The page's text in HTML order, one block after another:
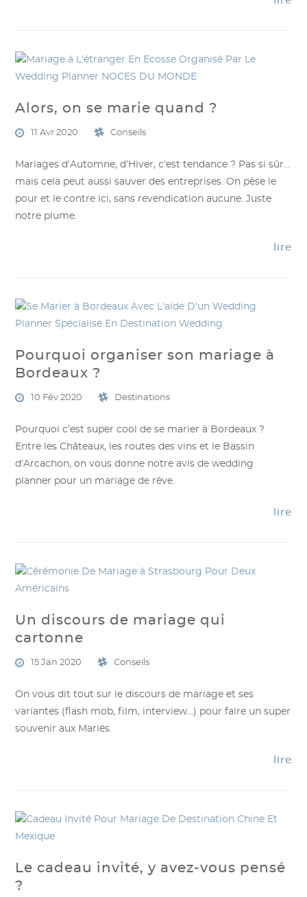
Alors, on se marie quand ?
11 Avr 2020 Conseils
Mariages d’Automne, d’Hiver, c’est tendance ? Pas si sûr…
mais cela peut aussi sauver des entreprises. On pèse le
pour et le contre ici, sans revendication aucune. Juste
notre plume.
lire
Pourquoi organiser son mariage à
Bordeaux ?
10 Fév 2020 Destinations
Pourquoi c’est super cool de se marier à Bordeaux ?
Entre les Châteaux, les routes des vins et le Bassin
d’Arcachon, on vous donne notre avis de wedding
planner pour un mariage de rêve.
lire
Un discours de mariage qui
cartonne
15 Jan 2020 Conseils
On vous dit tout sur le discours de mariage et ses
variantes (flash mob, film, interview…) pour faire un super
souvenir aux Mariés.
lire
Le cadeau invité, y avez-vous pensé
?